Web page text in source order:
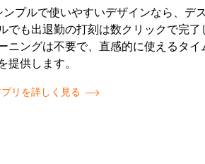
ンプルで使いやすいデザインなら、デ
でも出退勤の打刻は数クリックで完了
ニングは不要で、直感的に使えるタイ
提供します。
リを詳しく見る